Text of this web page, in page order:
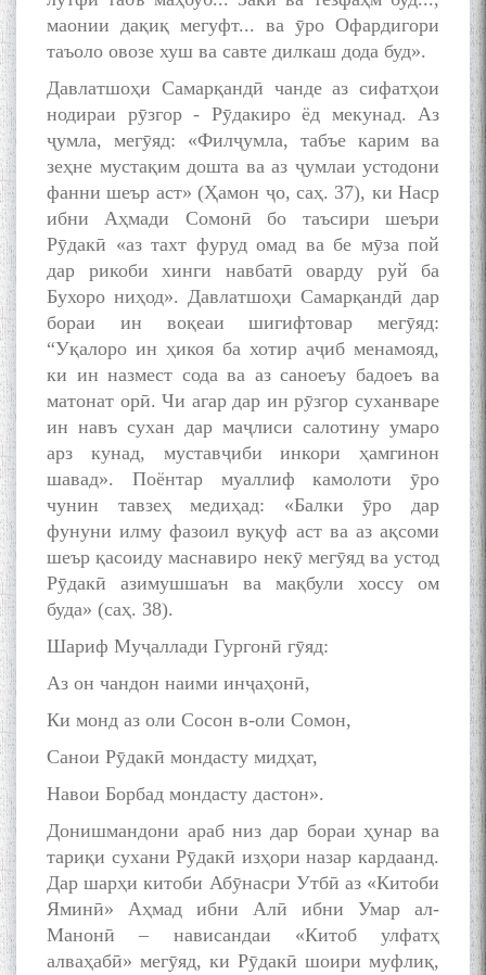
маонии дақиқ мегуфт... ва ӯро Офардигори
таъоло овозе хуш ва савте дилкаш дода буд».
Давлатшоҳи Самарқандӣ чанде аз сифатҳои
нодираи рӯзгор - Рӯдакиро ёд мекунад. Аз
ҷумла, мегӯяд: «Филҷумла, табъе карим ва
зеҳне мустақим дошта ва аз ҷумлаи устодони
фанни шеър аст» (Ҳамон ҷо, саҳ. 37), ки Наср
ибни Аҳмади Сомонӣ бо таъсири шеъри
Рӯдакӣ «аз тахт фуруд омад ва бе мӯза пой
дар рикоби хинги навбатӣ оварду руй ба
Бухоро ниҳод». Давлатшоҳи Самарқандӣ дар
бораи ин воқеаи шигифтовар мегӯяд:
“Уқалоро ин ҳикоя ба хотир аҷиб менамояд,
ки ин назмест сода ва аз саноеъу бадоеъ ва
матонат орӣ. Чи агар дар ин рӯзгор суханваре
ин навъ сухан дар маҷлиси салотину умаро
арз кунад, муставҷиби инкори ҳамгинон
шавад». Поёнтар муаллиф камолоти ӯро
чунин тавзеҳ медиҳад: «Балки ӯро дар
фунуни илму фазоил вуқуф аст ва аз ақсоми
шеър қасоиду маснавиро некӯ мегӯяд ва устод
Рӯдакӣ азимушшаън ва мақбули хоссу ом
буда» (саҳ. 38).
Шариф Муҷаллади Гургонӣ гӯяд:
Аз он чандон наими инҷаҳонӣ,
Ки монд аз оли Сосон в-оли Сомон,
Санои Рӯдакӣ мондасту мидҳат,
Навои Борбад мондасту дастон».
Донишмандони араб низ дар бораи ҳунар ва
тариқи сухани Рӯдакӣ изҳори назар кардаанд.
Дар шарҳи китоби Абӯнасри Утбӣ аз «Китоби
Яминӣ» Аҳмад ибни Алӣ ибни Умар ал-
Манонӣ – нависандаи «Китоб улфатҳ
алваҳабӣ» мегӯяд, ки Рӯдакӣ шоири муфлиқ,